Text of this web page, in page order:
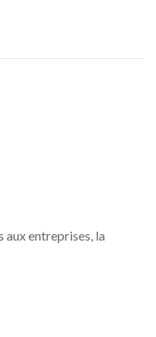
aux entreprises, la